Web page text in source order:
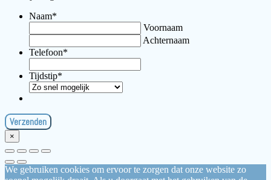
Naam*
Voornaam
Achternaam
Telefoon*
Tijdstip*
×
We gebruiken cookies om ervoor te zorgen dat onze website zo